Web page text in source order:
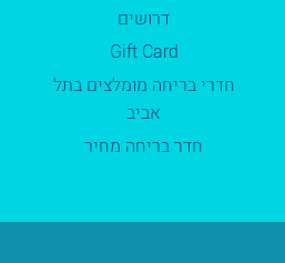
דרושים
Gift Card
חדרי בריחה מומלצים בתל
אביב
חדר בריחה מחיר